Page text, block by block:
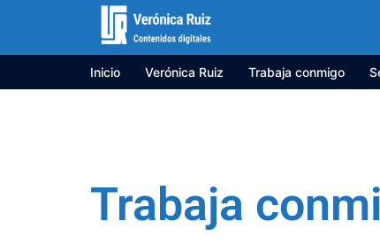
Inicio Verónica Ruiz Trabaja conmigo
Trabaja